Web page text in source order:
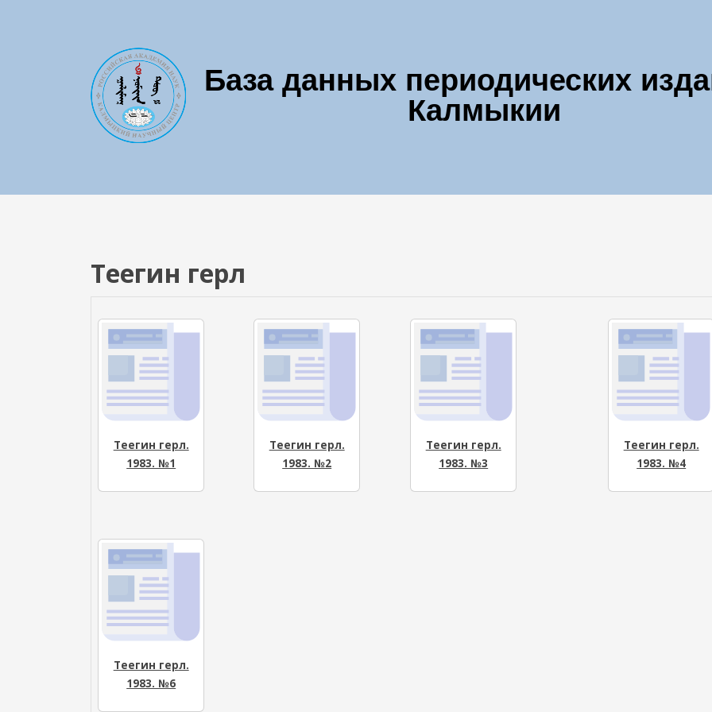
База данных периодических
Калмыкии
Теегин герл
Теегин герл.
1983. №1
Теегин герл.
1983. №2
Теегин герл.
1983. №3
Теегин герл.
1983. №4
Теегин герл.
1983. №6